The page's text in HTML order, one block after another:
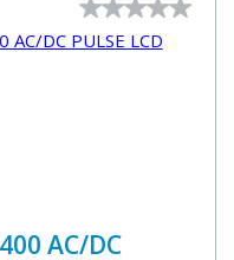
AC/DC